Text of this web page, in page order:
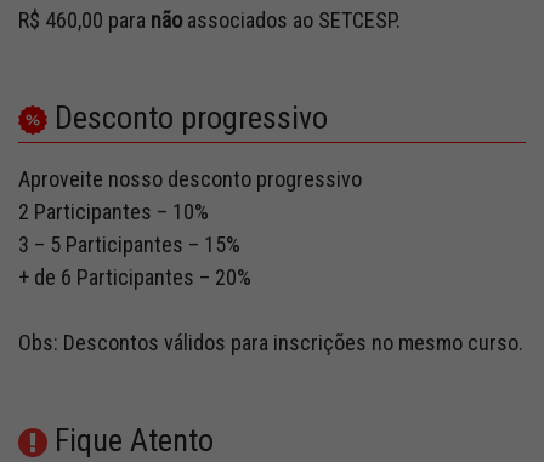
R$ 460,00 para nãoassociados ao SETCESP.
Desconto progressivo
Aproveite nosso desconto progressivo
2 Participantes – 10%
3 – 5 Participantes – 15%
+ de 6 Participantes – 20%
Obs: Descontos válidos para inscrições no mesmo curso.
Fique Atento